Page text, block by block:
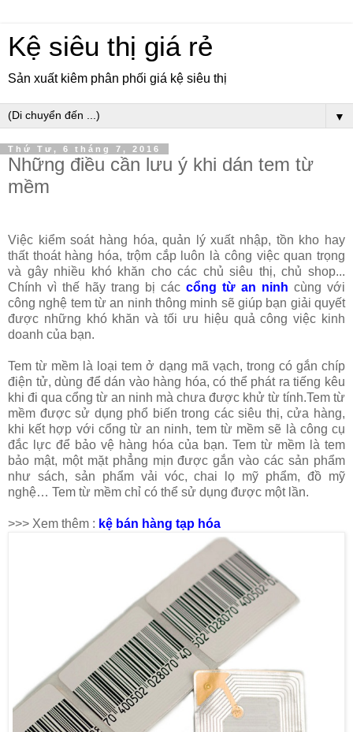
Kệ siêu thị giá rẻ
Sản xuất kiêm phân phối giá kệ siêu thị
▼
Thứ Tư, 6 tháng 7, 2016
Những điều cần lưu ý khi dán tem từ
mềm
Việc kiểm soát hàng hóa, quản lý xuất nhập, tồn kho hay
thất thoát hàng hóa, trộm cắp luôn là công việc quan trọng
và gây nhiều khó khăn cho các chủ siêu thị, chủ shop...
Chính vì thế hãy trang bị các cổng từ an ninh cùng với
công nghệ tem từ an ninh thông minh sẽ giúp bạn giải quyết
được những khó khăn và tối ưu hiệu quả công việc kinh
doanh của bạn.
Tem từ mềm là loại tem ở dạng mã vạch, trong có gắn chíp
điện tử, dùng để dán vào hàng hóa, có thể phát ra tiếng kêu
khi đi qua cổng từ an ninh mà chưa được khử từ tính.Tem từ
mềm được sử dụng phổ biến trong các siêu thị, cửa hàng,
khi kết hợp với cổng từ an ninh, tem từ mềm sẽ là công cụ
đắc lực để bảo vệ hàng hóa của bạn. Tem từ mềm là tem
bảo mật, một mặt phẳng mịn được gắn vào các sản phẩm
như sách, sản phẩm vải vóc, chai lọ mỹ phẩm, đồ mỹ
nghệ… Tem từ mềm chỉ có thể sử dụng được một lần.
>>> Xem thêm : kệ bán hàng tạp hóa